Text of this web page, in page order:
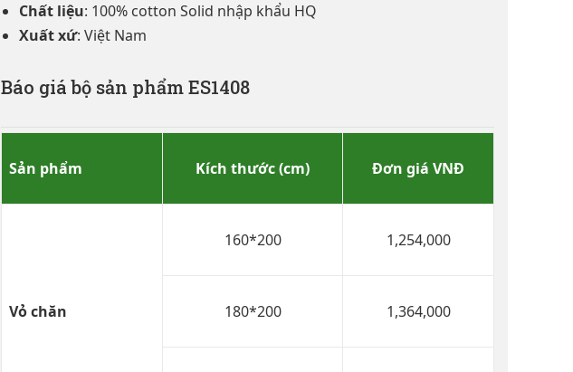
Chất liệu: 100% cotton Solid nhập khẩu HQ
Xuất xứ: Việt Nam
Báo giá bộ sản phẩm ES1408
Sản phẩm Kích thước (cm) Đơn giá VNĐ
Vỏ chăn
160*200 1,254,000
180*200 1,364,000